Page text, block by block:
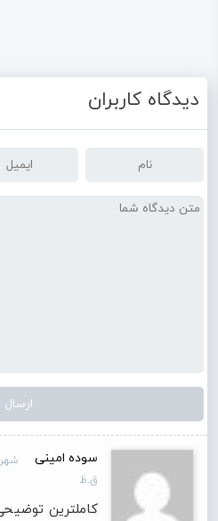
دیدگاه کاربران
سوده امینی
ق.ظ
کاملترین